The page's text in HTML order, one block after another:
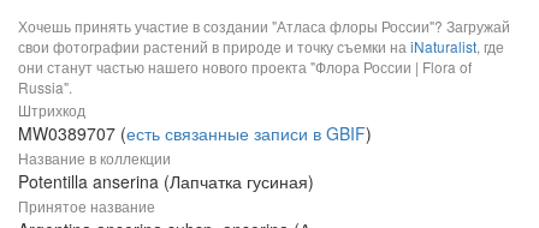
Хочешь принять участие в создании "Атласа флоры России"? Загружай
свои фотографии растений в природе и точку съемки на iNaturalist, где
они станут частью нашего нового проекта "Флора России | Flora of
Russia".
Штрихкод
MW0389707 (есть связанные записи в GBIF)
Название в коллекции
Potentilla anserina (Лапчатка гусиная)
Принятое название